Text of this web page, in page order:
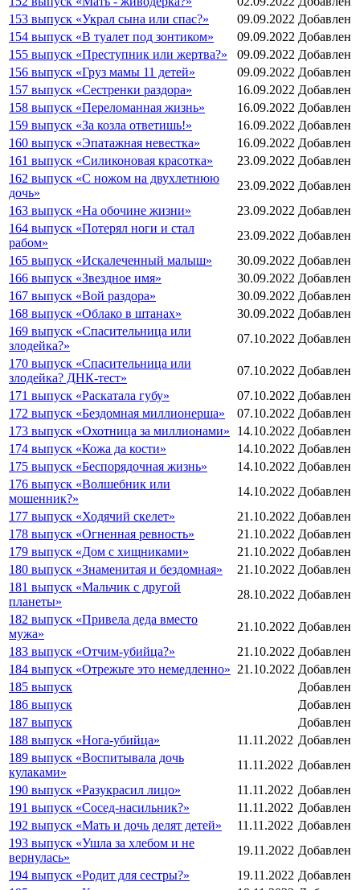
153 выпуск «Украл сына или спас?»
09.09.2022 Добавлен
154 выпуск «В туалет под зонтиком»
09.09.2022 Добавлен
155 выпуск «Преступник или жертва?»
09.09.2022 Добавлен
156 выпуск «Груз мамы 11 детей»
09.09.2022 Добавлен
157 выпуск «Сестренки раздора»
16.09.2022 Добавлен
158 выпуск «Переломанная жизнь»
16.09.2022 Добавлен
159 выпуск «За козла ответишь!»
16.09.2022 Добавлен
160 выпуск «Эпатажная невестка»
16.09.2022 Добавлен
161 выпуск «Силиконовая красотка»
23.09.2022 Добавлен
162 выпуск «С ножом на двухлетнюю
дочь»
23.09.2022 Добавлен
163 выпуск «На обочине жизни»
23.09.2022 Добавлен
164 выпуск «Потерял ноги и стал
рабом»
23.09.2022 Добавлен
165 выпуск «Искалеченный малыш»
30.09.2022 Добавлен
166 выпуск «Звездное имя»
30.09.2022 Добавлен
167 выпуск «Вой раздора»
30.09.2022 Добавлен
168 выпуск «Облако в штанах»
30.09.2022 Добавлен
169 выпуск «Спасительница или
злодейка?»
07.10.2022 Добавлен
170 выпуск «Спасительница или
злодейка? ДНК-тест»
07.10.2022 Добавлен
171 выпуск «Раскатала губу»
07.10.2022 Добавлен
172 выпуск «Бездомная миллионерша»
07.10.2022 Добавлен
173 выпуск «Охотница за миллионами»
14.10.2022 Добавлен
174 выпуск «Кожа да кости»
14.10.2022 Добавлен
175 выпуск «Беспорядочная жизнь»
14.10.2022 Добавлен
176 выпуск «Волшебник или
мошенник?»
14.10.2022 Добавлен
177 выпуск «Ходячий скелет»
21.10.2022 Добавлен
178 выпуск «Огненная ревность»
21.10.2022 Добавлен
179 выпуск «Дом с хищниками»
21.10.2022 Добавлен
180 выпуск «Знаменитая и бездомная»
21.10.2022 Добавлен
181 выпуск «Мальчик с другой
планеты»
28.10.2022 Добавлен
182 выпуск «Привела деда вместо
мужа»
21.10.2022 Добавлен
183 выпуск «Отчим-убийца?»
21.10.2022 Добавлен
184 выпуск «Отрежьте это немедленно» 21.10.2022 Добавлен
185 выпуск
Добавлен
186 выпуск
Добавлен
187 выпуск
Добавлен
188 выпуск «Нога-убийца»
11.11.2022 Добавлен
189 выпуск «Воспитывала дочь
кулаками»
11.11.2022 Добавлен
190 выпуск «Разукрасил лицо»
11.11.2022 Добавлен
191 выпуск «Сосед-насильник?»
11.11.2022 Добавлен
192 выпуск «Мать и дочь делят детей»
11.11.2022 Добавлен
193 выпуск «Ушла за хлебом и не
вернулась»
19.11.2022 Добавлен
194 выпуск «Родит для сестры?»
19.11.2022 Добавлен